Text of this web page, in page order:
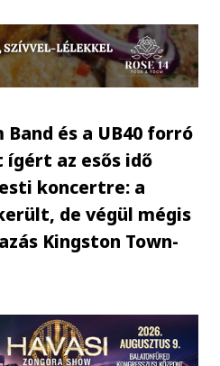
és a UB40 forró
az esős idő
koncertre: a
de végül mégis
Kingston Town-